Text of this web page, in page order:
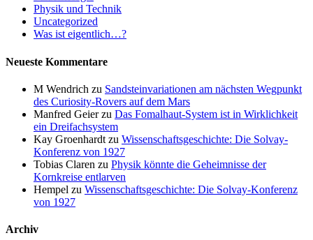
Physik und Technik
Uncategorized
Was ist eigentlich…?
Neueste Kommentare
M Wendrich zu Sandsteinvariationen am nächsten Wegpunkt
des Curiosity-Rovers auf dem Mars
Manfred Geierzu Das Fomalhaut-System ist in Wirklichkeit
ein Dreifachsystem
Kay Groenhardt zu Wissenschaftsgeschichte: Die Solvay-
Konferenz von 1927
Tobias Claren zu Physik könnte die Geheimnisse der
Kornkreise entlarven
Hempel zu Wissenschaftsgeschichte: Die Solvay-Konferenz
von 1927
Archiv